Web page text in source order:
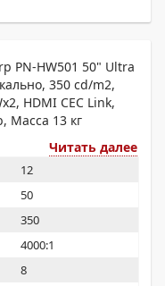
PN-HW501 50" Ultra
350 cd/m2,
HDMI CEC Link,
Масса 13 кг
Читать далее
12
50
350
4000:1
8